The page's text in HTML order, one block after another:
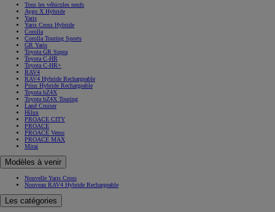
Tous les véhicules neufs
Aygo X Hybride
Yaris
Yaris Cross Hybride
Corolla
Corolla Touring Sports
GR Yaris
Toyota GR Supra
Toyota C-HR
Toyota C-HR+
RAV4
RAV4 Hybride Rechargeable
Prius Hybride Rechargeable
Toyota bZ4X
Toyota bZ4X Touring
Land Cruiser
Hilux
PROACE CITY
PROACE
PROACE Verso
PROACE MAX
Mirai
Modèles à venir
Nouvelle Yaris Cross
Nouveau RAV4 Hybride Rechargeable
Les catégories